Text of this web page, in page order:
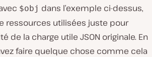
$obj dans l’exemple ci-dessus,
ressources utilisées juste pour
de la charge utile JSON originale. En
faire quelque chose comme cela